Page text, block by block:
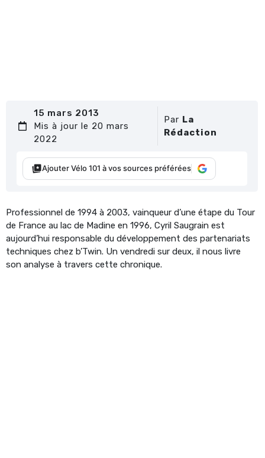
15 mars 2013
Mis à jour le 20 mars
2022
Par La
Rédaction
Ajouter Vélo 101 à vos sources préférées
Professionnel de 1994 à 2003, vainqueur d’une étape du Tour
de France au lac de Madine en 1996, Cyril Saugrain est
aujourd’hui responsable du développement des partenariats
techniques chez b’Twin. Un vendredi sur deux, il nous livre
son analyse à travers cette chronique.